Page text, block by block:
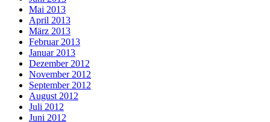
Mai 2013
April 2013
März 2013
Februar 2013
Januar 2013
Dezember 2012
November 2012
September 2012
August 2012
Juli 2012
Juni 2012